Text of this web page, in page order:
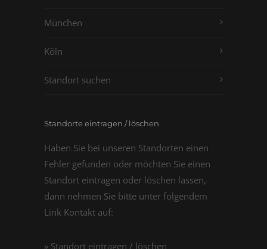
München
Köln
Standort suchen
Standorte eintragen / löschen
Haben Sie bei unseren Standorten einen
Fehler gefunden oder möchten Sie einen
Standort eintragen oder löschen lassen,
dann nehmen Sie bitte unter folgendem
Link Kontakt auf:
» Standort eintragen / löschen